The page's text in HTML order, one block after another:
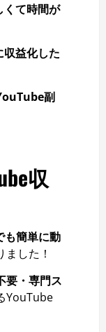
くて時間が
収益化した
副
収
も簡単に動
した！
要・専門ス
YouTube